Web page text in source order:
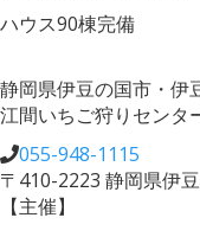
ハウス90棟完備
静岡県伊豆の国市・伊
江間いちご狩りセンタ
055-948-1115
〒410-2223 静岡県伊
【主催】